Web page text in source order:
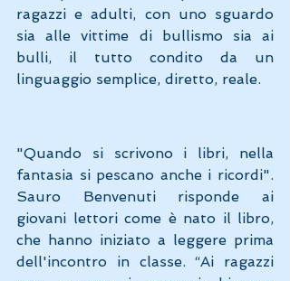
ragazzi e adulti, con uno sguardo
sia alle vittime di bullismo sia ai
bulli, il tutto condito da un
linguaggio semplice, diretto, reale.
"Quando si scrivono i libri, nella
fantasia si pescano anche i ricordi".
Sauro Benvenuti risponde ai
giovani lettori come è nato il libro,
che hanno iniziato a leggere prima
dell'incontro in classe. “Ai ragazzi